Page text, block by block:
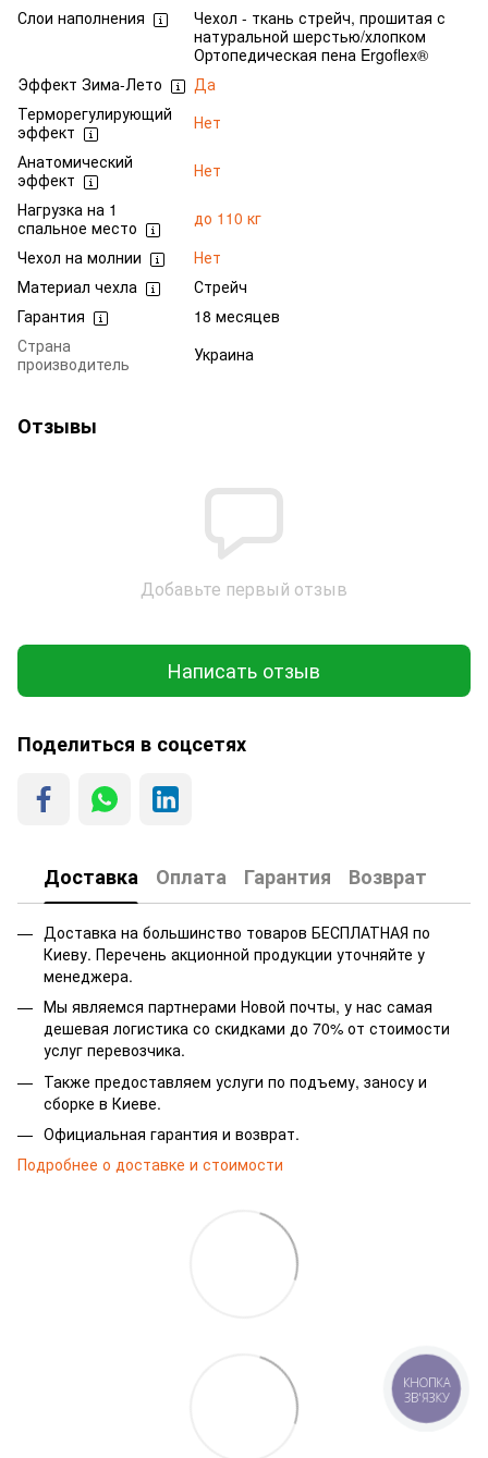
Слои наполнения
Чехол - ткань стрейч, прошитая с
натуральной шерстью/хлопком
Ортопедическая пена Ergoflex®
Эффект Зима-Лето
Да
Терморегулирующий
эффект
Нет
Анатомический
эффект
Нет
Нагрузка на 1
спальное место
до 110 кг
Чехол на молнии
Нет
Материал чехла
Стрейч
Гарантия
18 месяцев
Страна
производитель
Украина
Отзывы
Добавьте первый отзыв
Написать отзыв
Поделиться в соцсетях
Доставка Оплата Гарантия Возврат
Доставка на большинство товаров БЕСПЛАТНАЯ по
Киеву. Перечень акционной продукции уточняйте у
менеджера.
Мы являемся партнерами Новой почты, у нас самая
дешевая логистика со скидками до 70% от стоимости
услуг перевозчика.
Также предоставляем услуги по подъему, заносу и
сборке в Киеве.
Официальная гарантия и возврат.
Подробнее о доставке и стоимости
КНОПКА
ЗВ'ЯЗКУ